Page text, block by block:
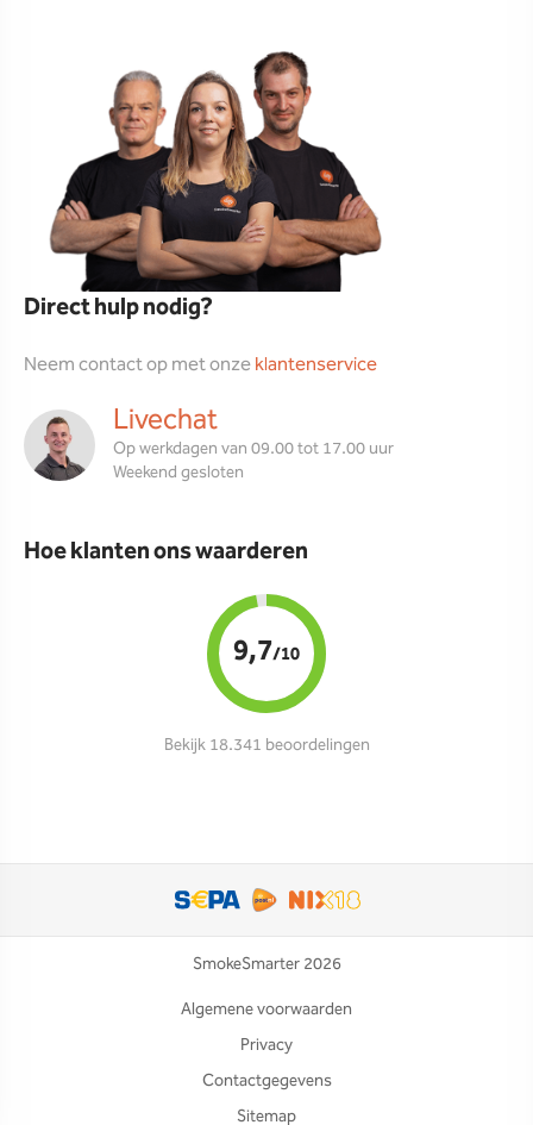
Direct hulp nodig?
Neem contact op met onzeklantenservice
Livechat
Op werkdagen van 09.00 tot 17.00 uur
Weekend gesloten
Hoe klanten ons waarderen
9,7/10
Bekijk 18.341 beoordelingen
SmokeSmarter 2026
Algemene voorwaarden
Privacy
Contactgegevens
Sitemap